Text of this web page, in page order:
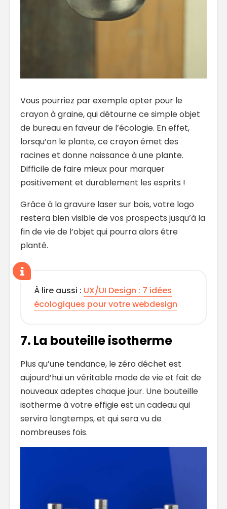
Vous pourriez par exemple opter pour le
crayon à graine, qui détourne ce simple objet
de bureau en faveur de l’écologie. En effet,
lorsqu’on le plante, ce crayon émet des
racines et donne naissance à une plante.
Difficile de faire mieux pour marquer
positivement et durablement les esprits !
Grâce à la gravure laser sur bois, votre logo
restera bien visible de vos prospects jusqu’à la
fin de vie de l’objet qui pourra alors être
planté.
À lire aussi : UX/UI Design : 7 idées
écologiques pour votre webdesign
7. La bouteille isotherme
Plus qu’une tendance, le zéro déchet est
aujourd’hui un véritable mode de vie et fait de
nouveaux adeptes chaque jour. Une bouteille
isotherme à votre effigie est un cadeau qui
servira longtemps, et qui sera vu de
nombreuses fois.